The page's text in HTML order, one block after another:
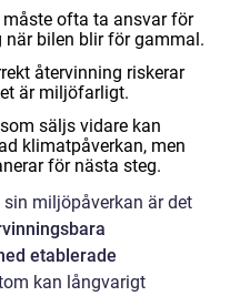
måste ofta ta ansvar för
bilen blir för gammal.
återvinning riskerar
är miljöfarligt.
säljs vidare kan
klimatpåverkan, men
för nästa steg.
miljöpåverkan är det
etablerade
kan långvarigt